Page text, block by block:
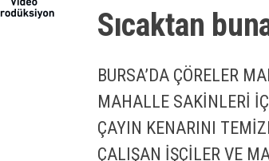
Sıcaktan
BURSA’DA ÇÖRELER
MAHALLE SAKİNLERİ
ÇAYIN KENARINI
ÇALIŞAN İŞÇİLER VE